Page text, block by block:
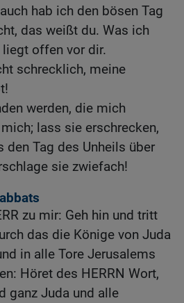
hab ich den bösen Tag
das weißt du. Was ich
offen vor dir.
schrecklich, meine
werden, die mich
lass sie erschrecken,
den Tag des Unheils über
sie zwiefach!
zu mir: Geh hin und tritt
das die Könige von Juda
in alle Tore Jerusalems
Höret des HERRN Wort,
ganz Juda und alle